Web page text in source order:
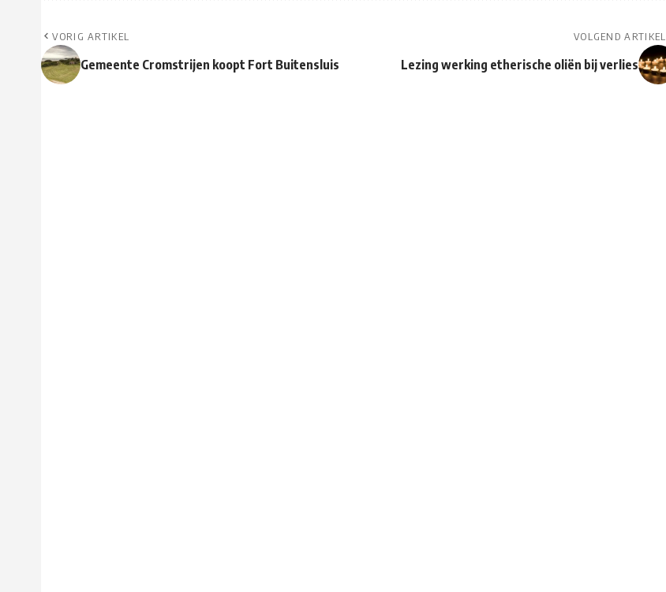
VORIG ARTIKEL
Gemeente Cromstrijen koopt Fort Buitensluis
VOLGEND ARTIKEL
Lezing werking etherische oliën bij verlies